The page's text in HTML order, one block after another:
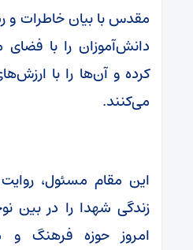
مقدس با بیان خاطرات و
دانش‌آموزان را با
کرده و آن‌ها را با
می‌کنند.
این مقام مسئول،
زندگی شهدا را در بین
امروز حوزه فرهنگ